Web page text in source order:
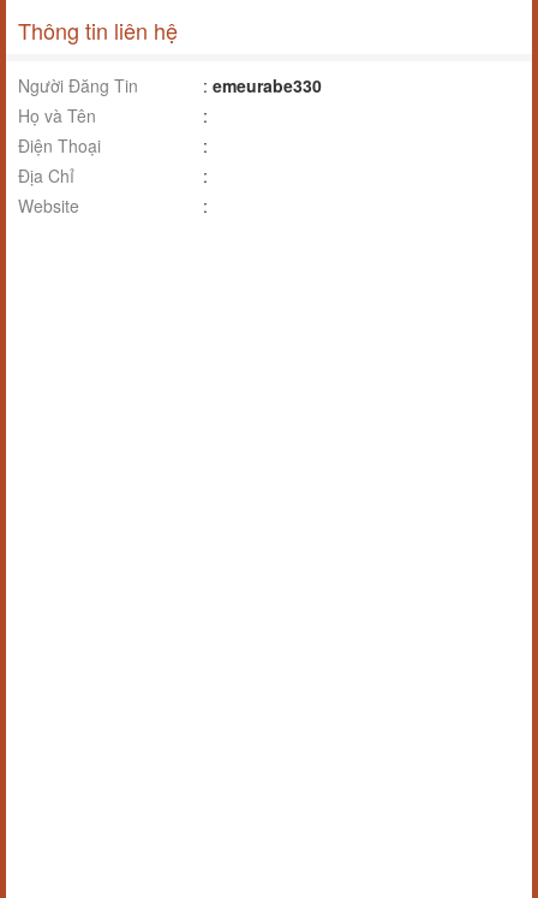
Thông tin liên hệ
Người Đăng Tin : emeurabe330
Họ và Tên
:
Điện Thoại
:
Địa Chỉ
:
Website
: